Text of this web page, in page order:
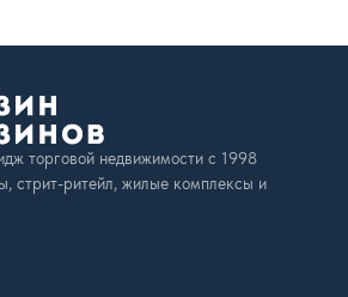
торговой недвижимости с 1998
стрит-ритейл, жилые комплексы и